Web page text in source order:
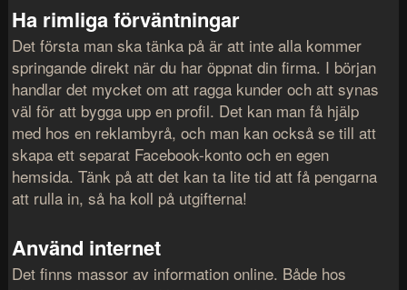
Ha rimliga förväntningar
Det första man ska tänka på är att inte alla kommer
springande direkt när du har öppnat din firma. I början
handlar det mycket om att ragga kunder och att synas
väl för att bygga upp en profil. Det kan man få hjälp
med hos en reklambyrå, och man kan också se till att
skapa ett separat Facebook-konto och en egen
hemsida. Tänk på att det kan ta lite tid att få pengarna
att rulla in, så ha koll på utgifterna!
Använd internet
Det finns massor av information online. Både hos